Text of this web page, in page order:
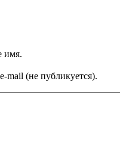
имя.
mail (не публикуется).